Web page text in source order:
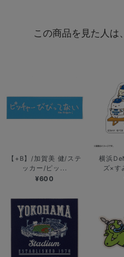
この商品を見た人は
【+B】/加賀美 健/ステ
ッカー/ピッ...
¥600
横浜
ズ×す